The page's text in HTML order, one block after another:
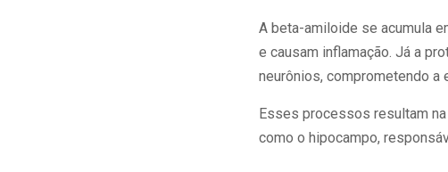
A beta-amiloide se acumula
e causam inflamação. Já a
neurônios, comprometendo a
Esses processos resultam
como o hipocampo,